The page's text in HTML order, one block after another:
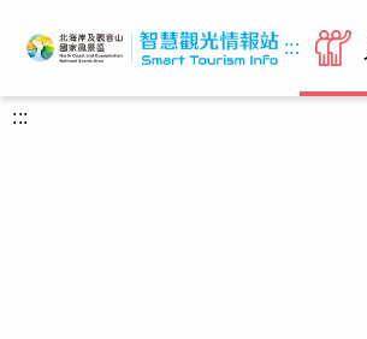
:::
:::